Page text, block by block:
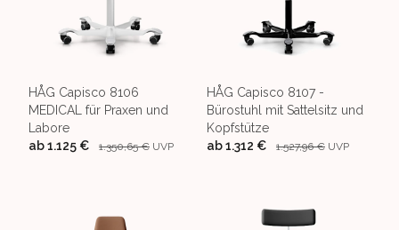
HÅG Capisco 8106
MEDICAL für Praxen und
Labore
ab1.125 € 1.350,65 € UVP
HÅG Capisco 8107 -
Bürostuhl mit Sattelsitz und
Kopfstütze
ab1.312 € 1.527,96 € UVP